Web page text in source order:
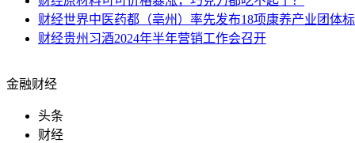
财经世界中医药都（亳州）率先发布18项康养产业团体
财经贵州习酒2024年半年营销工作会召开
金融财经
头条
财经